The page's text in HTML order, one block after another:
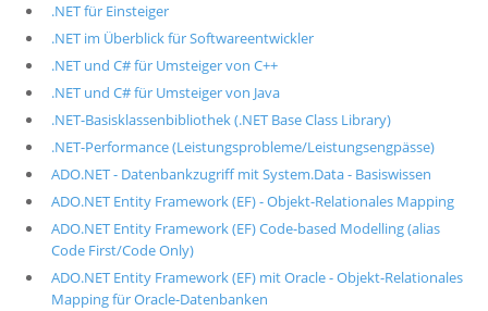
.NET für Einsteiger
.NET im Überblick für Softwareentwickler
.NET und C# für Umsteiger von C++
.NET und C# für Umsteiger von Java
.NET-Basisklassenbibliothek (.NET Base Class Library)
.NET-Performance (Leistungsprobleme/Leistungsengpässe)
ADO.NET - Datenbankzugriff mit System.Data - Basiswissen
ADO.NET Entity Framework (EF) - Objekt-Relationales Mapping
ADO.NET Entity Framework (EF) Code-based Modelling (alias
Code First/Code Only)
ADO.NET Entity Framework (EF) mit Oracle - Objekt-Relationales
Mapping für Oracle-Datenbanken